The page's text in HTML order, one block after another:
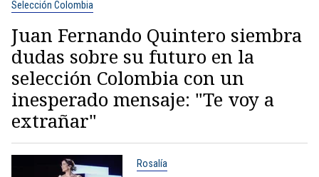
Selección Colombia
Juan Fernando Quintero siembra
dudas sobre su futuro en la
selección Colombia con un
inesperado mensaje: "Te voy a
extrañar"
Rosalía